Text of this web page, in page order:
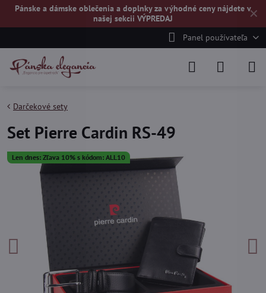
✕
Pánske a dámske oblečenia a doplnky za výhodné ceny nájdete v
našej sekcii VÝPREDAJ
Panel používateľa
Len dnes: Zľava 10% s kódom: ALL10
Darčekové sety
Set Pierre Cardin RS-49